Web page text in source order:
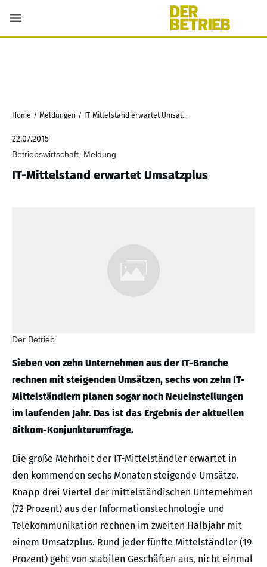
Home / Meldungen / IT-Mittelstand erwartet Umsatzplus
22.07.2015
Betriebswirtschaft, Meldung
IT-Mittelstand erwartet Umsatzplus
Der Betrieb
Sieben von zehn Unternehmen aus der IT-Branche
rechnen mit steigenden Umsätzen, sechs von zehn IT-
Mittelständlern planen sogar noch Neueinstellungen
im laufenden Jahr. Das ist das Ergebnis der aktuellen
Bitkom-Konjunkturumfrage.
Die große Mehrheit der IT-Mittelständler erwartet in
den kommenden sechs Monaten steigende Umsätze.
Knapp drei Viertel der mittelständischen Unternehmen
(72 Prozent) aus der Informationstechnologie und
Telekommunikation rechnen im zweiten Halbjahr mit
einem Umsatzplus. Rund jeder fünfte Mittelständler (19
Prozent) geht von stabilen Geschäften aus, nicht einmal